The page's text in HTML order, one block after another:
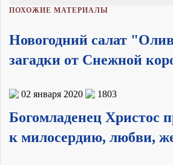
ПОХОЖИЕ МАТЕРИАЛЫ
Новогодний салат
загадки от Снежной
02 января 2020 1803
Богомладенец Христос
к милосердию, любви,